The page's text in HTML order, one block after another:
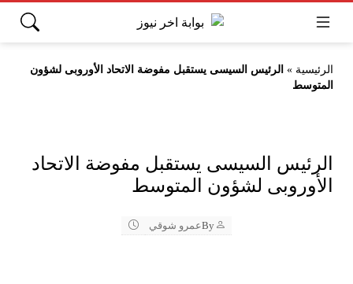
الرئيسية » الرئيس السيسى يستقبل مفوضة الاتحاد الأوروبى لشؤون
المتوسط
الرئيس السيسى يستقبل مفوضة الاتحاد
الأوروبى لشؤون المتوسط
Byعمرو شوقي